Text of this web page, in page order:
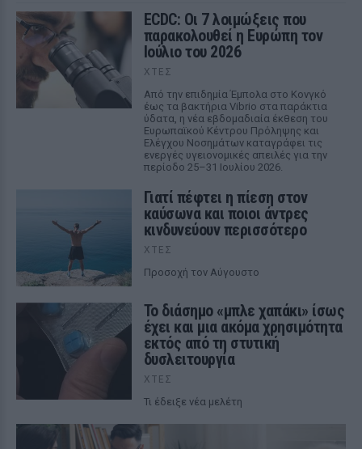
ECDC: Οι 7 λοιμώξεις που
παρακολουθεί η Ευρώπη τον
Ιούλιο του 2026
ΧΤΕΣ
Από την επιδημία Έμπολα στο Κονγκό
έως τα βακτήρια Vibrio στα παράκτια
ύδατα, η νέα εβδομαδιαία έκθεση του
Ευρωπαϊκού Κέντρου Πρόληψης και
Ελέγχου Νοσημάτων καταγράφει τις
ενεργές υγειονομικές απειλές για την
περίοδο 25–31 Ιουλίου 2026.
Γιατί πέφτει η πίεση στον
καύσωνα και ποιοι άντρες
κινδυνεύουν περισσότερο
ΧΤΕΣ
Προσοχή τον Αύγουστο
Το διάσημο «μπλε χαπάκι» ίσως
έχει και μια ακόμα χρησιμότητα
εκτός από τη στυτική
δυσλειτουργία
ΧΤΕΣ
Τι έδειξε νέα μελέτη